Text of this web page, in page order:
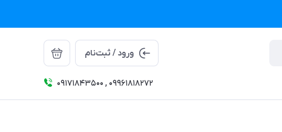
ورود / ثبت‌نام
09171843500 , 09961818272